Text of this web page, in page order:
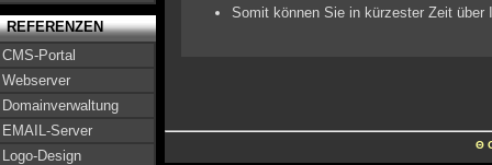
REFERENZEN
CMS-Portal
Webserver
Domainverwaltung
EMAIL-Server
Logo-Design
Somit können Sie in kürzester Zeit über
Θ